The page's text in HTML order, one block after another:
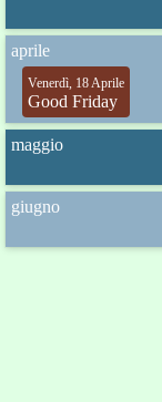
aprile
Venerdì, 18 Aprile
Good Friday
maggio
giugno